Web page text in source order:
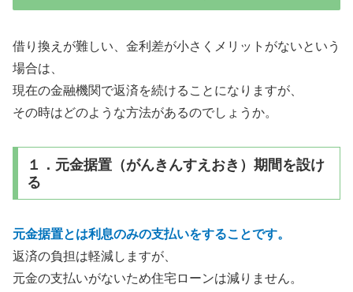
借り換えが難しい、金利差が小さくメリットがないという
場合は、
現在の金融機関で返済を続けることになりますが、
その時はどのような方法があるのでしょうか。
１．元金据置（がんきんすえおき）期間を設け
る
元金据置とは利息のみの支払いをすることです。
返済の負担は軽減しますが、
元金の支払いがないため住宅ローンは減りません。